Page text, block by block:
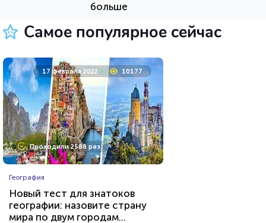
26 июля 2021 62445
Проходили 8032 раза
Тест по игре Dota 2
больше
Самое популярное сейчас
17 февраля 2022 10177
Проходили 2588 раз
География
Новый тест для знатоков
географии: назовите страну
мира по двум городам...